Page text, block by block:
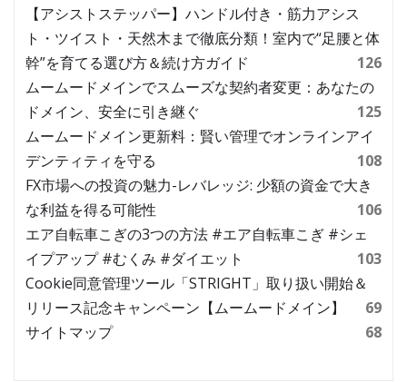
【アシストステッパー】ハンドル付き・筋力アシス
ト・ツイスト・天然木まで徹底分類！室内で“足腰と体
幹”を育てる選び方＆続け方ガイド
126
ムームードメインでスムーズな契約者変更：あなたの
ドメイン、安全に引き継ぐ
125
ムームードメイン更新料：賢い管理でオンラインアイ
デンティティを守る
108
FX市場への投資の魅力-レバレッジ: 少額の資金で大き
な利益を得る可能性
106
エア自転車こぎの3つの方法 #エア自転車こぎ #シェ
イプアップ #むくみ #ダイエット
103
Cookie同意管理ツール「STRIGHT」取り扱い開始＆
リリース記念キャンペーン【ムームードメイン】
69
サイトマップ
68